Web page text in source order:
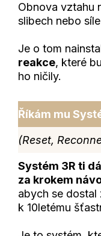
Obnova vztahu
slibech nebo
Je o tom
reakce, které
ho ničily.
Říkám mu
(Reset,
Systém 3R ti
za krokem
abych se
k 10letému